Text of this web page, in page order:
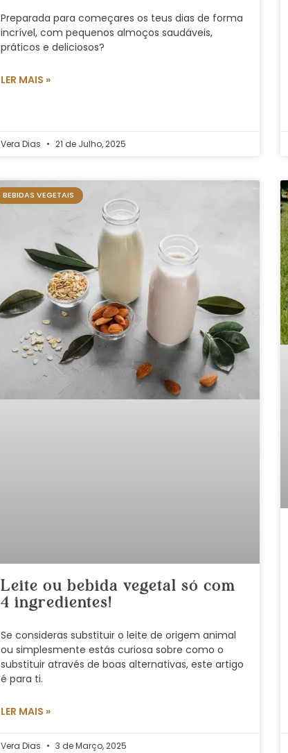
Preparada para começares os teus dias de forma
incrível, com pequenos almoços saudáveis,
práticos e deliciosos?
LER MAIS »
Vera Dias 21 de Julho, 2025
BEBIDAS VEGETAIS
Leite ou bebida vegetal só com
4 ingredientes!
Se consideras substituir o leite de origem animal
ou simplesmente estás curiosa sobre como o
substituir através de boas alternativas, este artigo
é para ti.
LER MAIS »
Vera Dias 3 de Março, 2025